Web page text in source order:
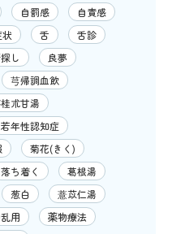
自罰感
自責感
舌
舌診
し
良夢
芎帰調血飲
朮甘湯
若年性認知症
菊花(きく)
落ち着く
葛根湯
葱白
薏苡仁湯
用
薬物療法